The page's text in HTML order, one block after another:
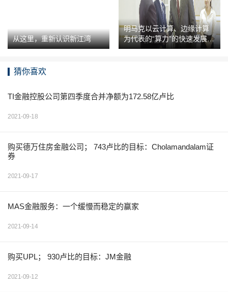
从这里，重新认识新江湾
明马克以云计算、边缘计算
为代表的“算力”的快速发展，
这是有力保障
猜你喜欢
TI金融控股公司第四季度合并净额为172.58亿卢比
2021-09-18
购买德万住房金融公司； 743卢比的目标：Cholamandalam证
券
2021-09-17
MAS金融服务：一个缓慢而稳定的赢家
2021-09-14
购买UPL； 930卢比的目标：JM金融
2021-09-12